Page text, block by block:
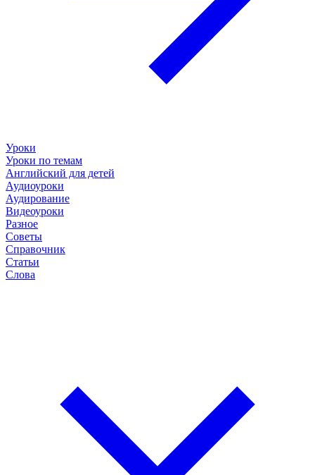
Уроки
Уроки по темам
Английский для детей
Аудиоуроки
Аудирование
Видеоуроки
Разное
Советы
Справочник
Статьи
Слова